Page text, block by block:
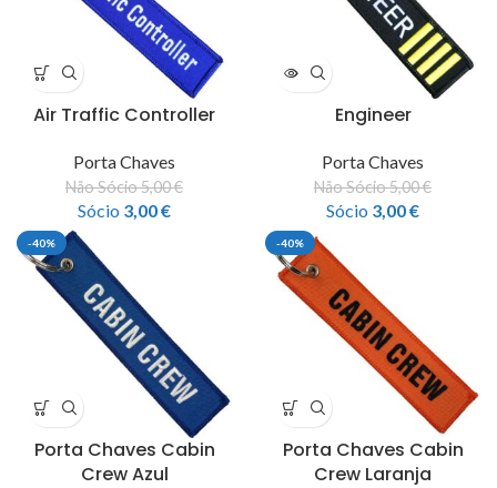
Air Traffic Controller
Porta Chaves
Não Sócio5,00€
Sócio 3,00€
Engineer
Porta Chaves
Não Sócio5,00€
Sócio 3,00€
-40%
Porta Chaves Cabin
Crew Azul
-40%
Porta Chaves Cabin
Crew Laranja